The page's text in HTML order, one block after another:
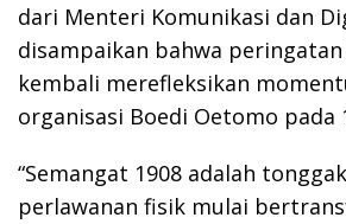
dari Menteri Komunikasi dan
disampaikan bahwa peringatan
kembali merefleksikan
organisasi Boedi Oetomo pada
“Semangat 1908 adalah
perlawanan fisik mulai